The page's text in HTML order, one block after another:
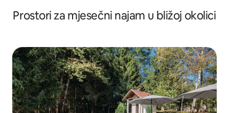
Prostori za mjesečni najam u bližoj okolici